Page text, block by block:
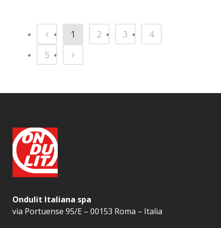
1 2 3
4
5
Ondulit Italiana spa
via Portuense 95/E – 00153 Roma – Italia